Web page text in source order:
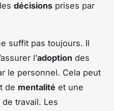
décisions prises par
suffit pas toujours. Il
l’adoption des
le personnel. Cela peut
de mentalité et une
de travail. Les